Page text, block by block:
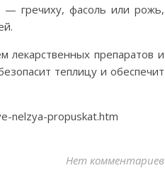
— гречиху, фасоль или рожь,
лекарственных препаратов и
теплицу и обеспечит
nelzya-propuskat.htm
Нет комментариев